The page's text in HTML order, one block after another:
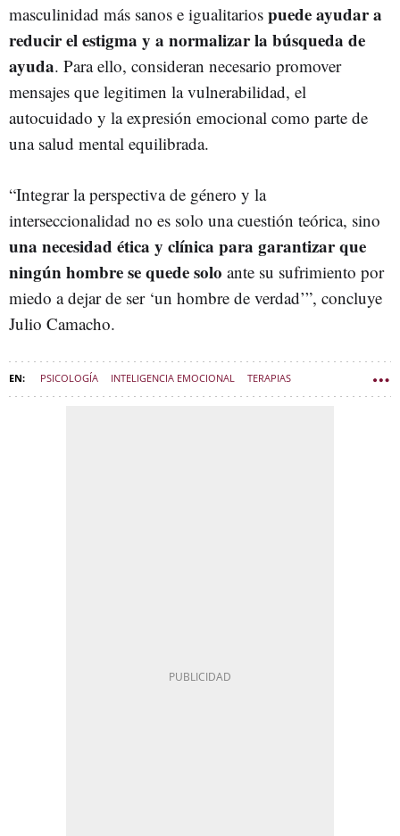
masculinidad más sanos e igualitarios puede ayudar a
reducir el estigma y a normalizar la búsqueda de
ayuda. Para ello, consideran necesario promover
mensajes que legitimen la vulnerabilidad, el
autocuidado y la expresión emocional como parte de
una salud mental equilibrada.
“Integrar la perspectiva de género y la
interseccionalidad no es solo una cuestión teórica, sino
una necesidad ética y clínica para garantizar que
ningún hombre se quede solo ante su sufrimiento por
miedo a dejar de ser ‘un hombre de verdad’”, concluye
Julio Camacho.
PSICOLOGÍA INTELIGENCIA EMOCIONAL TERAPIAS